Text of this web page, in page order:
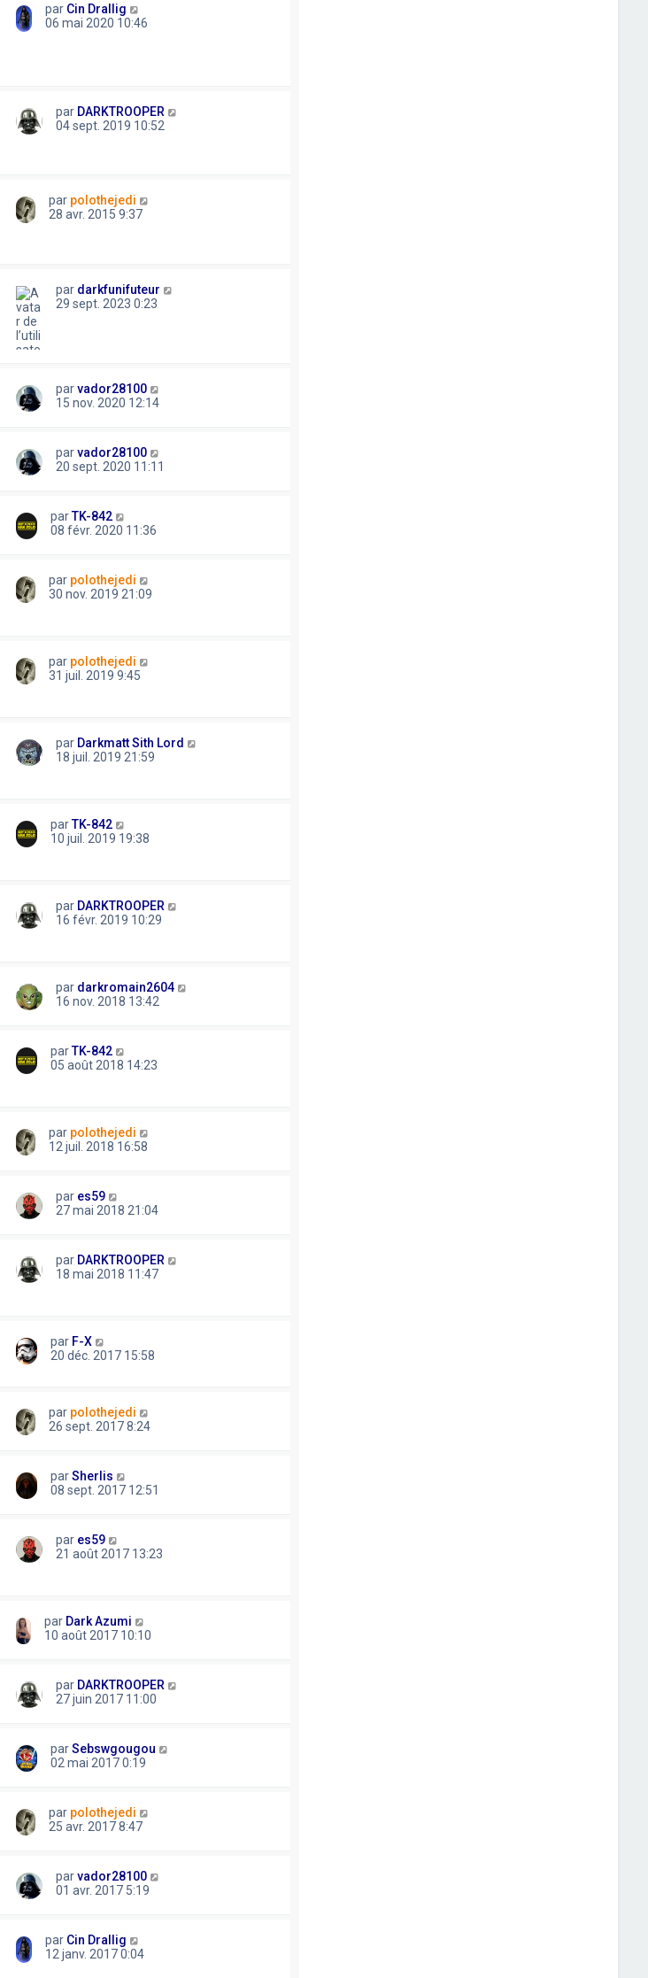
par Cin Drallig
06 mai 2020 10:46
par DARKTROOPER
04 sept. 2019 10:52
par polothejedi
28 avr. 2015 9:37
par darkfunifuteur
29 sept. 2023 0:23
parvador28100
15 nov. 2020 12:14
parvador28100
20 sept. 2020 11:11
parTK-842
08 févr. 2020 11:36
par polothejedi
30 nov. 2019 21:09
par polothejedi
31 juil. 2019 9:45
par Darkmatt Sith Lord
18 juil. 2019 21:59
parTK-842
10 juil. 2019 19:38
par DARKTROOPER
16 févr. 2019 10:29
par darkromain2604
16 nov. 2018 13:42
parTK-842
05 août 2018 14:23
par polothejedi
12 juil. 2018 16:58
par es59
27 mai 2018 21:04
par DARKTROOPER
18 mai 2018 11:47
par F-X
20 déc. 2017 15:58
par polothejedi
26 sept. 2017 8:24
parSherlis
08 sept. 2017 12:51
par es59
21 août 2017 13:23
par Dark Azumi
10 août 2017 10:10
par DARKTROOPER
27 juin 2017 11:00
parSebswgougou
02 mai 2017 0:19
par polothejedi
25 avr. 2017 8:47
parvador28100
01 avr. 2017 5:19
par Cin Drallig
12 janv. 2017 0:04